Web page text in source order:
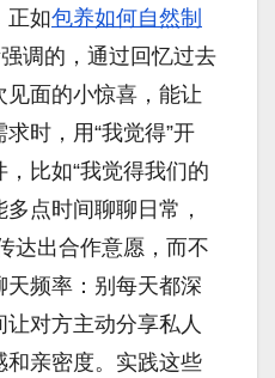
正如包养如何自然制
调的，通过回忆过去
面的小惊喜，能让
时，用“我觉得”开
比如“我觉得我们的
点时间聊聊日常，
达出合作意愿，而不
频率：别每天都深
对方主动分享私人
亲密度。实践这些